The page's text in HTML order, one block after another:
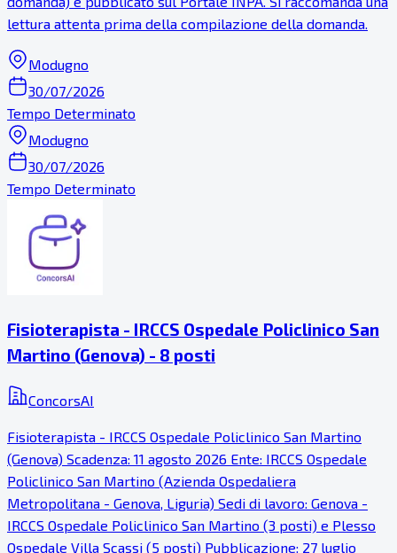
lettura attenta prima della compilazione della domanda.
Modugno
30/07/2026
Tempo Determinato
Modugno
30/07/2026
Tempo Determinato
Fisioterapista - IRCCS Ospedale Policlinico San
Martino (Genova) - 8 posti
ConcorsAI
Fisioterapista - IRCCS Ospedale Policlinico San Martino
(Genova) Scadenza: 11 agosto 2026 Ente: IRCCS Ospedale
Policlinico San Martino (Azienda Ospedaliera
Metropolitana - Genova, Liguria) Sedi di lavoro: Genova -
IRCCS Ospedale Policlinico San Martino (3 posti) e Plesso
Ospedale Villa Scassi (5 posti) Pubblicazione: 27 luglio